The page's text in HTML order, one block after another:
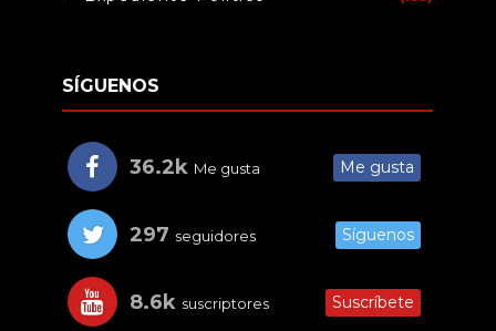
SÍGUENOS
36.2k Me gusta Me gusta
297 seguidores Síguenos
8.6k suscriptores Suscríbete